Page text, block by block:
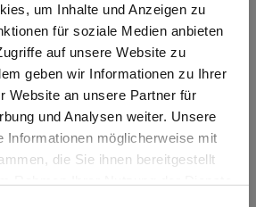
um Inhalte und Anzeigen zu
für soziale Medien anbieten
auf unsere Website zu
geben wir Informationen zu Ihrer
Website an unsere Partner für
und Analysen weiter. Unsere
Informationen möglicherweise mit
die Sie ihnen bereitgestellt
Oops!
wrong. Please try refreshing the
Refresh